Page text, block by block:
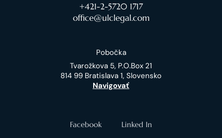
+421-2-5720 1717
office@ulclegal.com
Pobočka
Tvarožkova 5, P.O.Box 21
814 99 Bratislava 1, Slovensko
Navigovať
Facebook Linked In